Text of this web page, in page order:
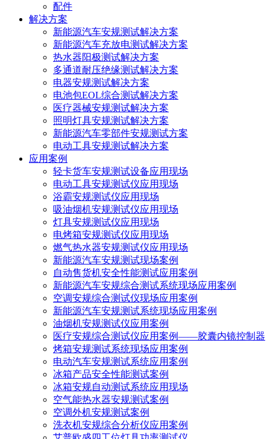
配件
解决方案
新能源汽车安规测试解决方案
新能源汽车充放电测试解决方案
热水器阳极测试解决方案
多通道耐压绝缘测试解决方案
电器安规测试解决方案
电池包EOL综合测试解决方案
医疗器械安规测试解决方案
照明灯具安规测试解决方案
新能源汽车零部件安规测试方案
电动工具安规测试解决方案
应用案例
轻卡货车安规测试设备应用现场
电动工具安规测试仪应用现场
浴霸安规测试仪应用现场
吸油烟机安规测试仪应用现场
灯具安规测试仪应用现场
电烤箱安规测试仪应用现场
燃气热水器安规测试仪应用现场
新能源汽车安规测试现场案例
自动售货机安全性能测试应用案例
新能源汽车安规综合测试系统现场应用案例
空调安规综合测试仪现场应用案例
新能源汽车安规测试系统现场应用案例
油烟机安规测试仪应用案例
医疗安规综合测试仪应用案例——胶囊内镜控制器
烤箱安规测试系统现场应用案例
电动汽车安规测试系统应用案例
冰箱产品安全性能测试案例
冰箱安规自动测试系统应用现场
空气能热水器安规测试案例
空调外机安规测试案例
洗衣机安规综合分析仪应用案例